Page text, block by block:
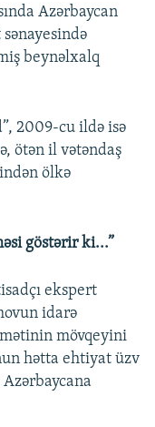
Azərbaycan
beynəlxalq
2009-cu ildə isə
ötən il vətəndaş
ölkə
göstərir ki...”
ekspert
idarə
mövqeyini
hətta ehtiyat üzv